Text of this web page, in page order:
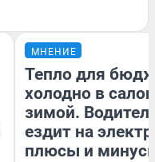
МНЕНИЕ
Тепло для
холодно в
зимой.
ездит на
плюсы и